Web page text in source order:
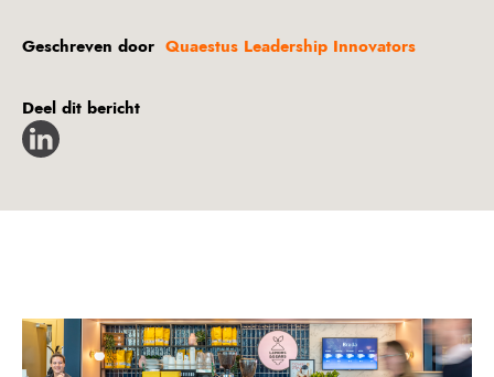
Geschreven door Quaestus Leadership Innovators
Deel dit bericht